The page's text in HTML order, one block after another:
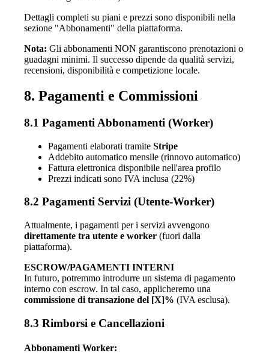
Dettagli completi su piani e prezzi sono disponibili nella
sezione "Abbonamenti" della piattaforma.
Nota: Gli abbonamenti NON garantiscono prenotazioni o
guadagni minimi. Il successo dipende da qualità servizi,
recensioni, disponibilità e competizione locale.
8. Pagamenti e Commissioni
8.1 Pagamenti Abbonamenti (Worker)
Pagamenti elaborati tramite Stripe
Addebito automatico mensile (rinnovo automatico)
Fattura elettronica disponibile nell'area profilo
Prezzi indicati sono IVA inclusa (22%)
8.2 Pagamenti Servizi (Utente-Worker)
Attualmente, i pagamenti per i servizi avvengono
direttamente tra utente e worker (fuori dalla
piattaforma).
ESCROW/PAGAMENTI INTERNI
In futuro, potremmo introdurre un sistema di pagamento
interno con escrow. In tal caso, applicheremo una
commissione di transazione del [X]% (IVA esclusa).
8.3 Rimborsi e Cancellazioni
Abbonamenti Worker: